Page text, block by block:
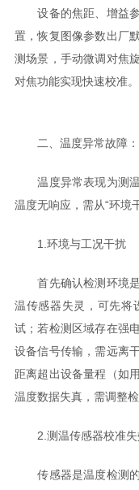
设备的焦距、增益参
置，恢复图像参数出厂
测场景，手动微调对焦
对焦功能实现快速校准。
二、温度异常故障：
温度异常表现为测温
温度无响应，需从“环境
1.环境与工况干扰
首先确认检测环境是
温传感器失灵，可先将
试；若检测区域存在强
设备信号传输，需远离
距离超出设备量程（如
温度数据失真，需调整
2.测温传感器校准失
传感器是温度检测的